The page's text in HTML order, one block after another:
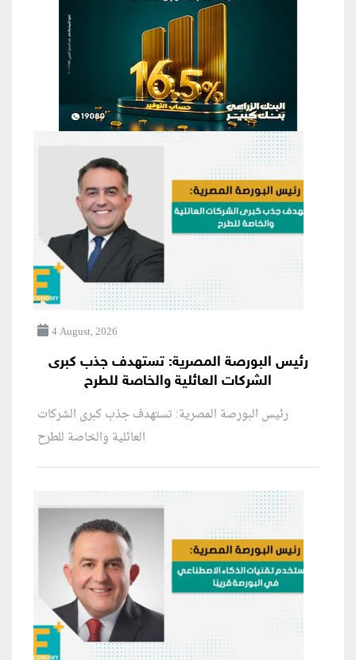
4 August, 2026
رئيس البورصة المصرية: تستهدف جذب كبرى
الشركات العائلية والخاصة للطرح
رئيس البورصة المصرية: تستهدف جذب كبرى الشركات
العائلية والخاصة للطرح